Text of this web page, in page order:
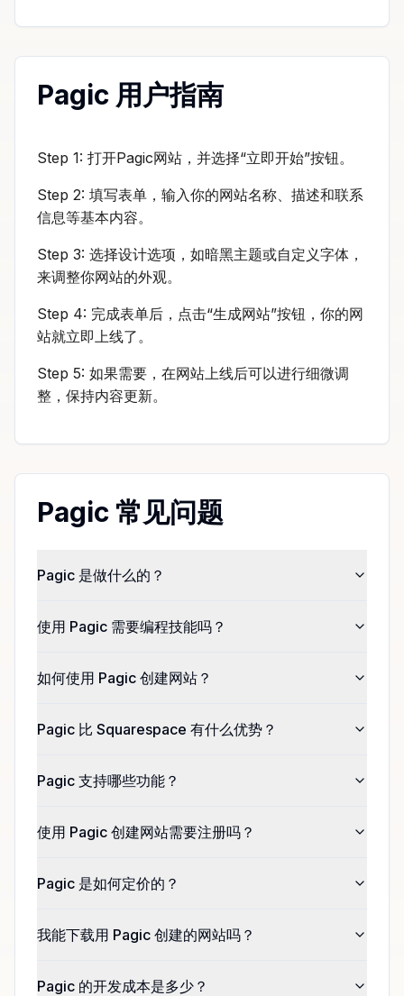
Pagic 用户指南
Step 1: 打开Pagic网站，并选择“立即开始”按钮。
Step 2: 填写表单，输入你的网站名称、描述和联系
信息等基本内容。
Step 3: 选择设计选项，如暗黑主题或自定义字体，
来调整你网站的外观。
Step 4: 完成表单后，点击“生成网站”按钮，你的网
站就立即上线了。
Step 5: 如果需要，在网站上线后可以进行细微调
整，保持内容更新。
Pagic 常见问题
Pagic 是做什么的？
使用 Pagic 需要编程技能吗？
如何使用 Pagic 创建网站？
Pagic 比 Squarespace 有什么优势？
Pagic 支持哪些功能？
使用 Pagic 创建网站需要注册吗？
Pagic 是如何定价的？
我能下载用 Pagic 创建的网站吗？
Pagic 的开发成本是多少？